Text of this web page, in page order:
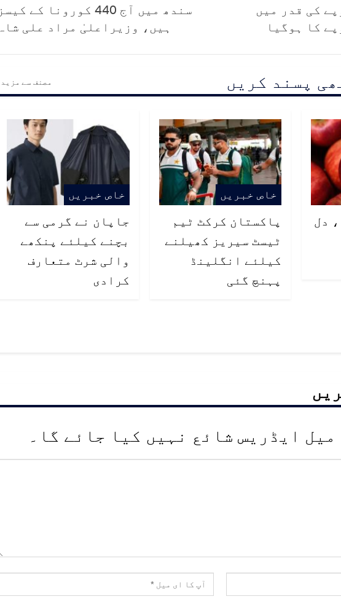
کی قدر میں
سندھ میں آج 440 کورونا کے کیسز
ہیں، وزیراعلیٰ مراد علی شاہ
پسند کریں مصنف سے مزید
دل
خاص خبریں
پاکستان کرکٹ ٹیم
ٹیسٹ سیریز کھیلنے
کیلئے انگلینڈ
پہنچ گئی
خاص خبریں
جاپان نے گرمی سے
بچنے کیلئے پنکھے
والی شرٹ متعارف
کرادی
میل ایڈریس شائع نہیں کیا جائے گا۔